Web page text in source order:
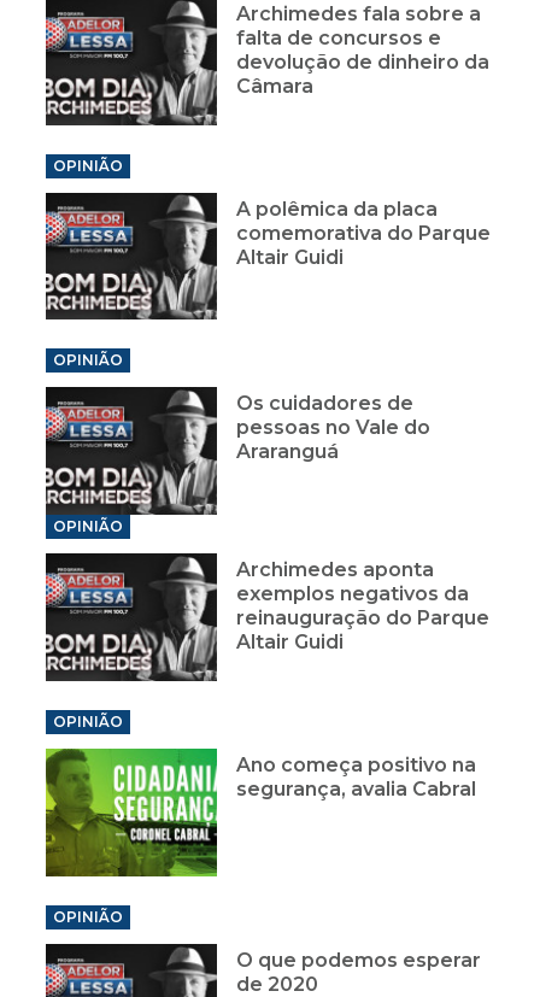
Archimedes fala sobre a
falta de concursos e
devolução de dinheiro da
Câmara
OPINIÃO
A polêmica da placa
comemorativa do Parque
Altair Guidi
OPINIÃO
Os cuidadores de
pessoas no Vale do
Araranguá
OPINIÃO
Archimedes aponta
exemplos negativos da
reinauguração do Parque
Altair Guidi
OPINIÃO
Ano começa positivo na
segurança, avalia Cabral
OPINIÃO
O que podemos esperar
de 2020